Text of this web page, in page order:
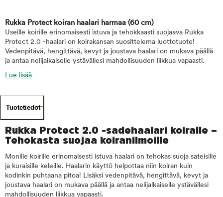
Rukka Protect koiran haalari harmaa (60 cm)
Useille koirille erinomaisesti istuva ja tehokkaasti suojaava Rukka
Protect 2.0 -haalari on koirakansan suosittelema luottotuote!
Vedenpitävä, hengittävä, kevyt ja joustava haalari on mukava päällä
ja antaa nelijalkaiselle ystävällesi mahdollisuuden liikkua vapaasti.
Lue lisää
Tuotetiedot
Rukka Protect 2.0 -sadehaalari koiralle –
Tehokasta suojaa koiranilmoille
Monille koirille erinomaisesti istuva haalari on tehokas suoja sateisille
ja kuraisille keleille. Haalarin käyttö helpottaa niin koiran kuin
kodinkin puhtaana pitoa! Lisäksi vedenpitävä, hengittävä, kevyt ja
joustava haalari on mukava päällä ja antaa nelijalkaiselle ystävällesi
mahdollisuuden liikkua vapaasti.